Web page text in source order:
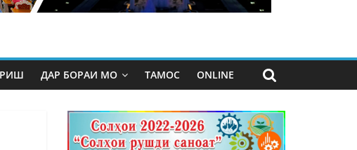
ДАР БОРАИ МО ТАМОС ONLINE